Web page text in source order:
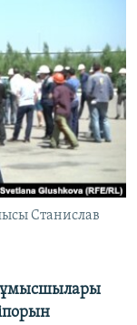
Станислав